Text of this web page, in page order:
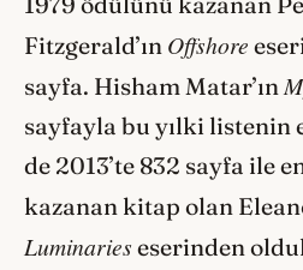
Fitzgerald’ın Offshore
sayfa. Hisham Matar’ın
sayfayla bu yılki listenin
de 2013’te 832 sayfa ile
kazanan kitap olan
Luminaries eserinden